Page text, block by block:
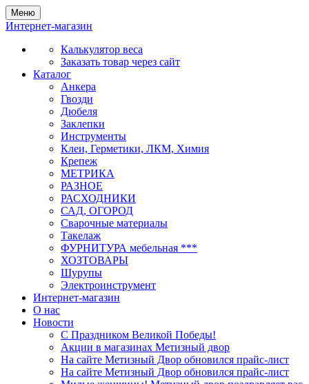
Меню
Интернет-магазин
Калькулятор веса
Заказать товар через сайт
Каталог
Анкера
Гвозди
Дюбеля
Заклепки
Инструменты
Клеи, Герметики, ЛКМ, Химия
Крепеж
МЕТРИКА
РАЗНОЕ
РАСХОДНИКИ
САД, ОГОРОД
Сварочные материалы
Такелаж
ФУРНИТУРА мебельная ***
ХОЗТОВАРЫ
Шурупы
Электроинструмент
Интернет-магазин
О нас
Новости
С Праздником Великой Победы!
Акции в магазинах Метизный двор
На сайте Метизный Двор обновился прайс-лист
На сайте Метизный Двор обновился прайс-лист